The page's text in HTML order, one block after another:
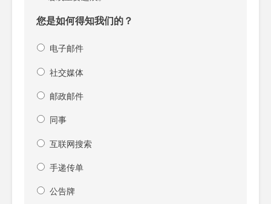
您是如何得知我们的？
电子邮件
社交媒体
邮政邮件
同事
互联网搜索
手递传单
公告牌